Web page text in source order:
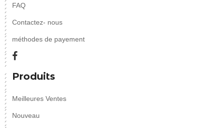
FAQ
Contactez- nous
méthodes de payement
Produits
Meilleures Ventes
Nouveau